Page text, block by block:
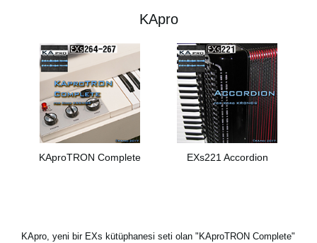
KORG Hakkında
KApro
KAproTRON Complete EXs221 Accordion
KApro, yeni bir EXs kütüphanesi seti olan "KAproTRON Complete"